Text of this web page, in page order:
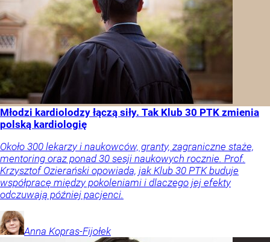
Młodzi kardiolodzy łączą siły. Tak Klub 30 PTK zmienia
polską kardiologię
Około 300 lekarzy i naukowców, granty, zagraniczne staże,
mentoring oraz ponad 30 sesji naukowych rocznie. Prof.
Krzysztof Ozierański opowiada, jak Klub 30 PTK buduje
współpracę między pokoleniami i dlaczego jej efekty
odczuwają później pacjenci.
Anna Kopras-Fijołek